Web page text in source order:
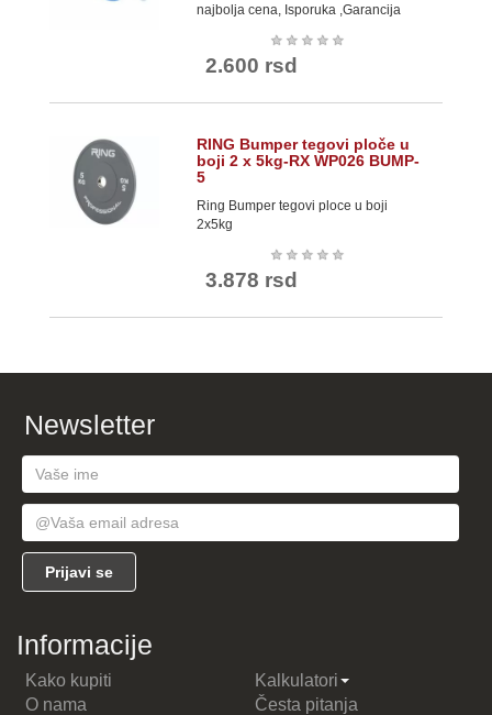
najbolja cena, Isporuka ,Garancija
★ ★ ★ ★ ★
2.600 rsd
RING Bumper tegovi ploče u
boji 2 x 5kg-RX WP026 BUMP-
5
Ring Bumper tegovi ploce u boji
2x5kg
★ ★ ★ ★ ★
3.878 rsd
Newsletter
Informacije
Kako kupiti
Kalkulatori
O nama
Česta pitanja